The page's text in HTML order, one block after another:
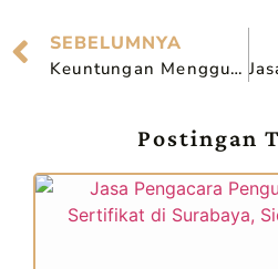
SEBELUMNYA
Keuntungan Menggunakan Jasa Pengacara Gono Gini di Surabaya
Postingan